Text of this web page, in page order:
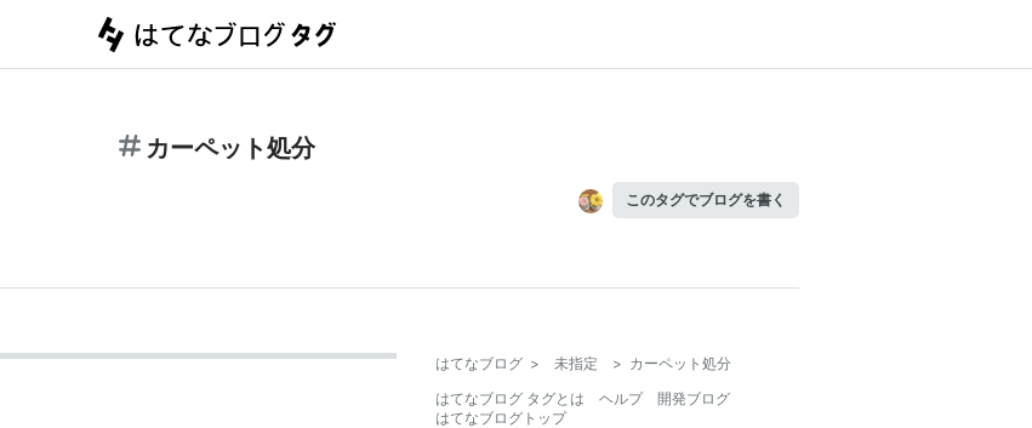
カーペット処分
このタグでブログを書く
はてなブログ > 未指定 > カーペット処分
はてなブログ タグとは
ヘルプ
開発ブログ
はてなブログトップ